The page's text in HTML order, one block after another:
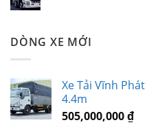
DÒNG XE MỚI
Xe Tải Vĩnh
4.4m
505,000,000₫